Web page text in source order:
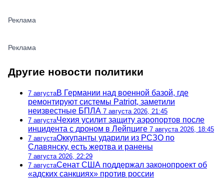
Другие новости политики
7 августаВ Германии над военной базой, где
ремонтируют системы Patriot, заметили
неизвестные БПЛА 7 августа 2026, 21:45
7 августаЧехия усилит защиту аэропортов после
инцидента с дроном в Лейпциге 7 августа 2026, 18:45
7 августаОккупанты ударили из РСЗО по
Славянску, есть жертва и ранены
7 августа 2026, 22:29
7 августаСенат США поддержал законопроект об
«адских санкциях» против россии